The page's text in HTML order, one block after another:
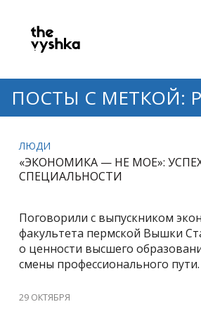
ПОСТЫ С МЕТКОЙ:
ЛЮДИ
«ЭКОНОМИКА — НЕ МОЕ»:
СПЕЦИАЛЬНОСТИ
Поговорили с выпускником
факультета пермской Вышки
о ценности высшего
смены профессионального пути.
29 ОКТЯБРЯ